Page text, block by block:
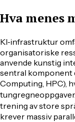
Hva menes
KI‑infrastruktur
organisatoriske
anvende kunstig
sentral komponent
Computing, HPC),
trening av store
krever massiv